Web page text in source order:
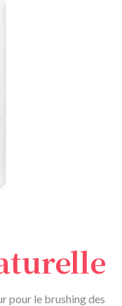
pour le brushing des